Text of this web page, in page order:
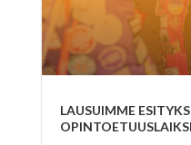
LAUSUIMME
OPINTOETUUSLAIKSI